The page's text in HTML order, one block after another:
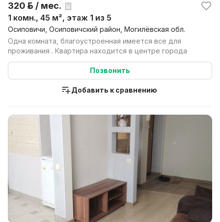
320 р. / мес.
1 комн., 45 м², этаж 1 из 5
Осиповичи, Осиповичский район, Могилёвская обл.
Одна комната, благоустроенная имеется все для
проживания . Квартира находится в центре города
Позвонить
Добавить к сравнению